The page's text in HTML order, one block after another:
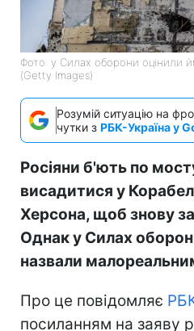
Фото: у Силах оборони оцінили
(Getty Images)
Розумій ситуацію на
чутки з РБК-Україна у
Росіяни б'ють по
висадитися у
Херсона, щоб знову
Однак у Силах
назвали
Про це повідомляє
посиланням на заяву